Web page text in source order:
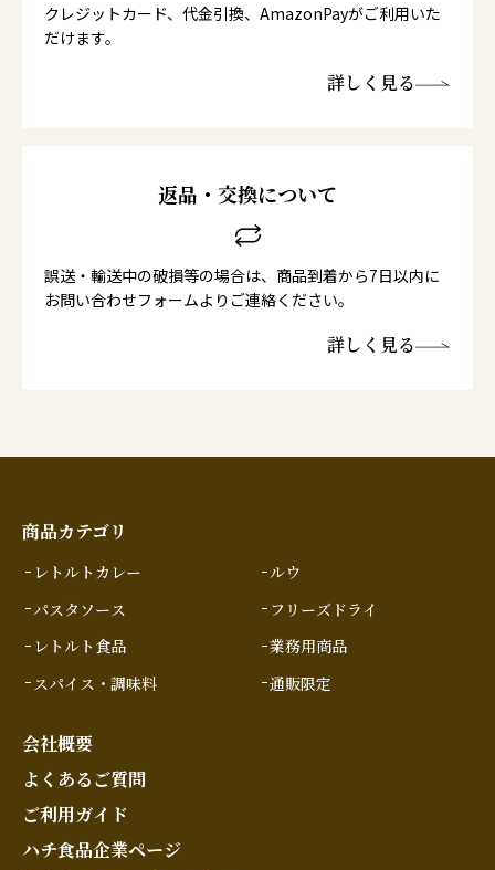
クレジットカード、代金引換、AmazonPayがご利用いた
だけます。
詳しく見る
返品・交換について
誤送・輸送中の破損等の場合は、商品到着から7日以内に
お問い合わせフォームよりご連絡ください。
詳しく見る
商品カテゴリ
レトルトカレー
パスタソース
レトルト食品
スパイス・調味料
ルウ
フリーズドライ
業務用商品
通販限定
会社概要
よくあるご質問
ご利用ガイド
ハチ食品企業ページ